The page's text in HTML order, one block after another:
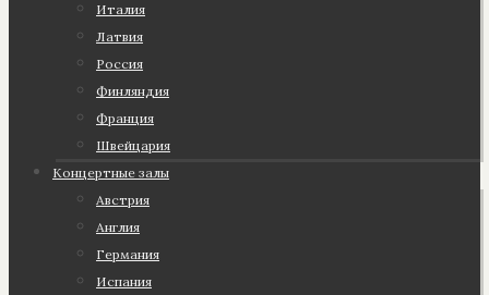
Италия
Латвия
Россия
Финляндия
Франция
Швейцария
Концертные залы
Австрия
Англия
Германия
Испания